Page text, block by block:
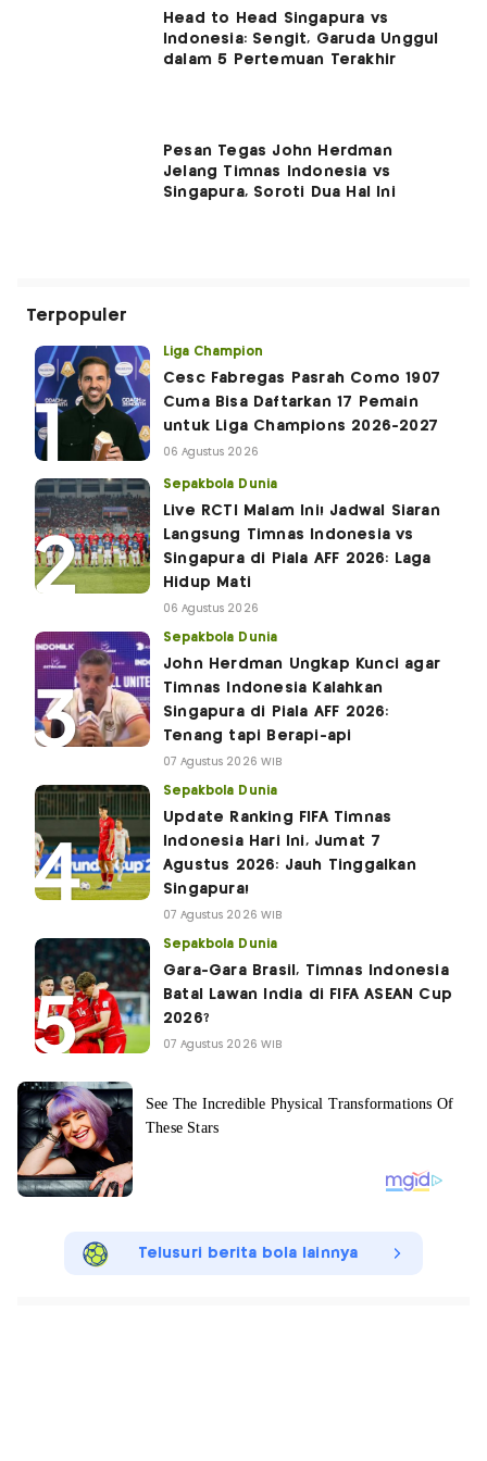
Head to Head Singapura vs
Indonesia: Sengit, Garuda Unggul
dalam 5 Pertemuan Terakhir
Pesan Tegas John Herdman
Jelang Timnas Indonesia vs
Singapura, Soroti Dua Hal Ini
Terpopuler
Liga Champion
Cesc Fabregas Pasrah Como 1907
Cuma Bisa Daftarkan 17 Pemain
untuk Liga Champions 2026-2027
06 Agustus 2026
Sepakbola Dunia
Live RCTI Malam Ini! Jadwal Siaran
Langsung Timnas Indonesia vs
Singapura di Piala AFF 2026: Laga
Hidup Mati
06 Agustus 2026
Sepakbola Dunia
John Herdman Ungkap Kunci agar
Timnas Indonesia Kalahkan
Singapura di Piala AFF 2026:
Tenang tapi Berapi-api
07 Agustus 2026 WIB
Sepakbola Dunia
Update Ranking FIFA Timnas
Indonesia Hari Ini, Jumat 7
Agustus 2026: Jauh Tinggalkan
Singapura!
07 Agustus 2026 WIB
Sepakbola Dunia
Gara-Gara Brasil, Timnas Indonesia
Batal Lawan India di FIFA ASEAN Cup
2026?
07 Agustus 2026 WIB
Telusuri berita bola lainnya